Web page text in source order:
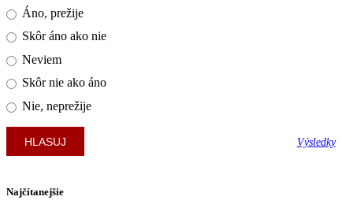
Áno, prežije
Skôr áno ako nie
Neviem
Skôr nie ako áno
Nie, neprežije
Výsledky
Najčítanejšie